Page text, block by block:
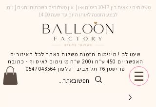
משלוחים יוצאים בין 10-17 בימים א-ו | אין משלוחים בשבתות וחגים | ניתן
לבצע הזמנה לאותו היום עד שעה 14:00
שימו לב ! מינימום הזמנת משלוח באתר לכל האיזורים
האפשריים 450 ש״ח ו200 ש״ח מינימום לאיסוף - כתובת
פרישמן 76 תל אביב - טלפון
0547043564